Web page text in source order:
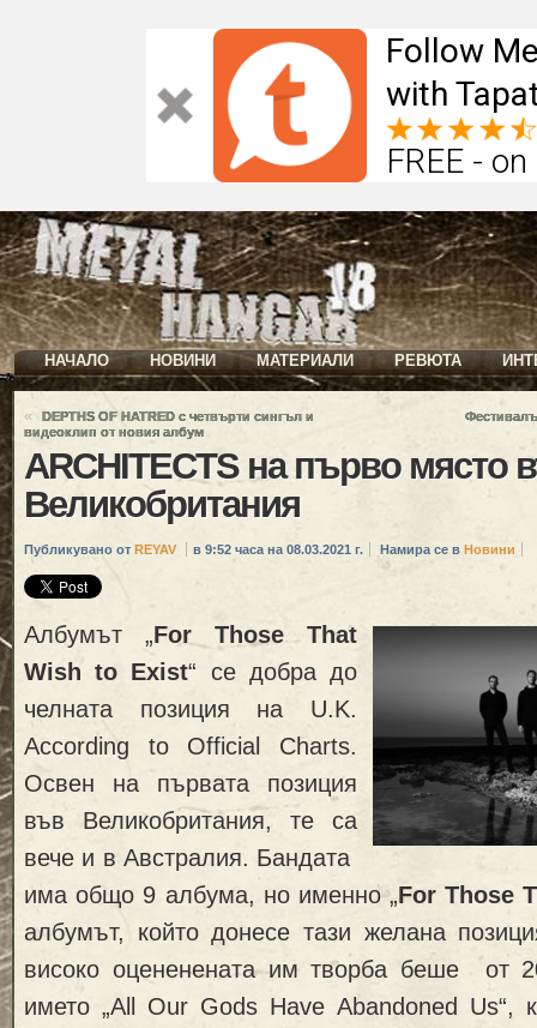
Follow
with
FREE -
НАЧАЛО НОВИНИ МАТЕРИАЛИ РЕВЮТА
«
DEPTHS OF HATRED с четвърти сингъл и
видеоклип от новия албум
ARCHITECTS на първо място
Великобритания
Публикувано от REYAV в 9:52 часа на 08.03.2021 г. Намира се в Новини
Албумът „For Those That
Wish to Exist“ се добра до
челната позиция на U.K.
According to Official Charts.
Освен на първата позиция
във Великобритания, те са
вече и в Австралия. Бандата
има общо 9 албума, но именно „For Those
албумът, който донесе тази желана
високо оцененената им творба беше от
името „All Our Gods Have Abandoned Us“,